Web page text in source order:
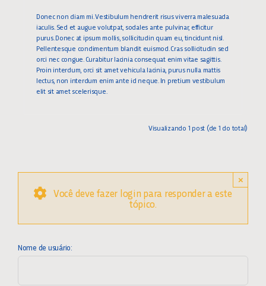
Donec non diam mi. Vestibulum hendrerit risus viverra malesuada
iaculis. Sed et augue volutpat, sodales ante pulvinar, efficitur
purus. Donec at ipsum mollis, sollicitudin quam eu, tincidunt nisl.
Pellentesque condimentum blandit euismod. Cras sollicitudin sed
orci nec congue. Curabitur lacinia consequat enim vitae sagittis.
Proin interdum, orci sit amet vehicula lacinia, purus nulla mattis
lectus, non interdum enim ante id neque. In pretium vestibulum
elit sit amet scelerisque.
Visualizando 1 post (de 1 do total)
×
Você deve fazer login para responder a este
tópico.
Nome de usuário: